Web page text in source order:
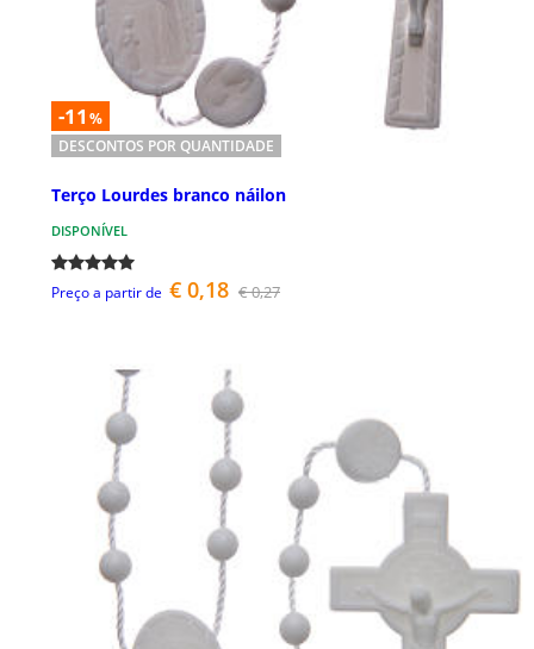
-11 %
DESCONTOS POR QUANTIDADE
Terço Lourdes branco náilon
DISPONÍVEL
Preço a partir de € 0,18 € 0,27